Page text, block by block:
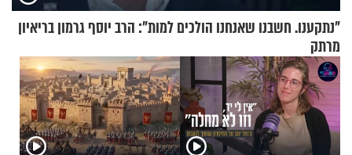
"נתקענו. חשבנו שאנחנו הולכים למות": הרב יוסף גרמון בריאיון
מרתק